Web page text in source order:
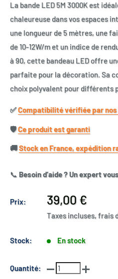
La bande LED 5M 3000K est
chaleureuse dans vos espaces
une longueur de 5 mètres, une
de 10-12W/m et un indice de
à 90, cette bandeau LED offre
parfaite pour la décoration. Sa
choix polyvalent pour différents
✅​Compatibilité vérifiée par
🛡️​Ce produit est garanti
🚚​Stock en France, expédition
📞 Besoin d’aide ? Un expert
Prix:
Prix
réduit
39,00 €
Taxes incluses, frais
Stock: En stock
Quantité: